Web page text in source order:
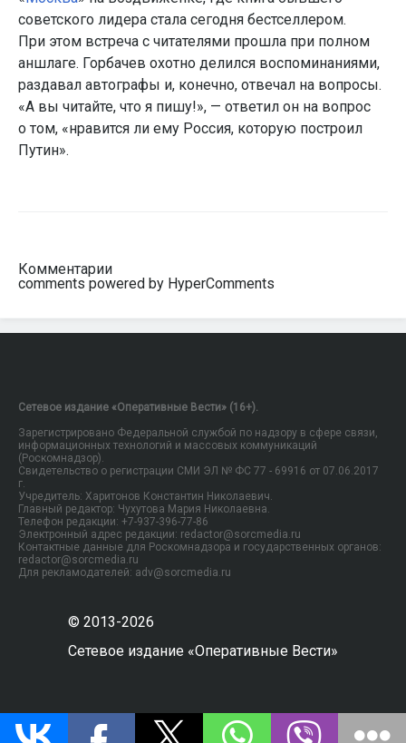
советского лидера стала сегодня бестселлером.
При этом встреча с читателями прошла при полном
аншлаге. Горбачев охотно делился воспоминаниями,
раздавал автографы и, конечно, отвечал на вопросы.
«А вы читайте, что я пишу!», — ответил он на вопрос
о том, «нравится ли ему Россия, которую построил
Путин».
Комментарии
comments powered by HyperComments
Сетевое издание «Оперативные Вести» (16+).
Зарегистрировано Федеральной службой по надзору в сфере связи,
информационных технологий и массовых коммуникаций
(Роскомнадзор).
Свидетельство о регистрации СМИ ЭЛ № ФС 77 - 69916 от 07.06.2017
г.
Учредитель: Харитонов Константин Николаевич.
Главный редактор: Чухутова Мария Николаевна.
Телефон редакции: +7-937-396-77-86
Электронный адрес редакции: redactor@sorcmedia.ru
Контактные данные для Роскомнадзора и государственных органов:
redactor@sorcmedia.ru
Для рекламодателей: adv@sorcmedia.ru
© 2013-2026
Сетевое издание «Оперативные Вести»